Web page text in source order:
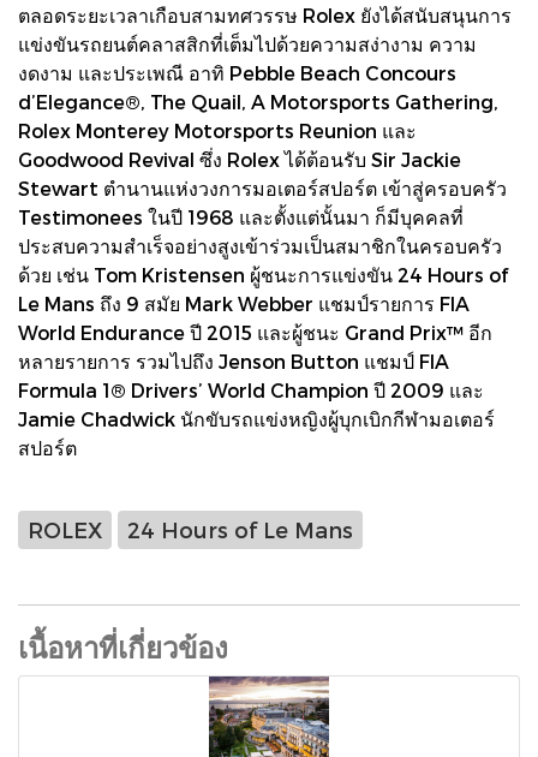
ตลอดระยะเวลาเกือบสามทศวรรษ Rolex ยังได้สนับสนุนการ
แข่งขันรถยนต์คลาสสิกที่เต็มไปด้วยความสง่างาม ความ
งดงาม และประเพณี อาทิ Pebble Beach Concours
d’Elegance®, The Quail, A Motorsports Gathering,
Rolex Monterey Motorsports Reunion และ
Goodwood Revival ซึ่ง Rolex ได้ต้อนรับ Sir Jackie
Stewart ตำนานแห่งวงการมอเตอร์สปอร์ต เข้าสู่ครอบครัว
Testimonees ในปี 1968 และตั้งแต่นั้นมา ก็มีบุคคลที่
ประสบความสำเร็จอย่างสูงเข้าร่วมเป็นสมาชิกในครอบครัว
ด้วย เช่น Tom Kristensen ผู้ชนะการแข่งขัน 24 Hours of
Le Mans ถึง 9 สมัย Mark Webber แชมป์รายการ FIA
World Endurance ปี 2015 และผู้ชนะ Grand Prix™ อีก
หลายรายการ รวมไปถึง Jenson Button แชมป์ FIA
Formula 1® Drivers’ World Champion ปี 2009 และ
Jamie Chadwick นักขับรถแข่งหญิงผู้บุกเบิกกีฬามอเตอร์
สปอร์ต
ROLEX 24 Hours of Le Mans
เนื้อหาที่เกี่ยวข้อง